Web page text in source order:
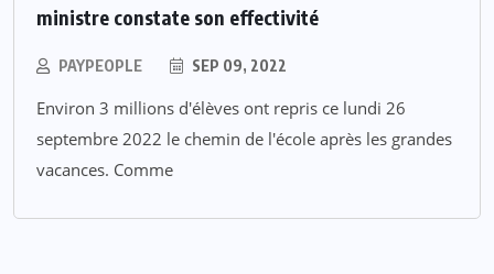
ministre constate son effectivité
PAYPEOPLE SEP 09, 2022
Environ 3 millions d'élèves ont repris ce lundi 26
septembre 2022 le chemin de l'école après les grandes
vacances. Comme